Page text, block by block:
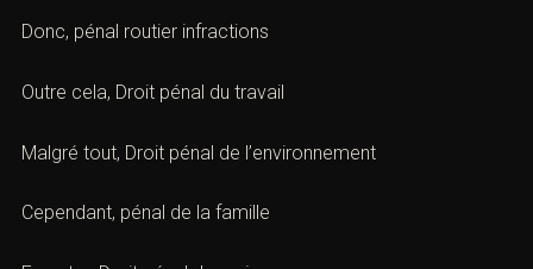
Donc, pénal routier infractions
Outre cela, Droit pénal du travail
Malgré tout, Droit pénal de l’environnement
Cependant, pénal de la famille